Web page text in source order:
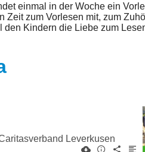
einmal in der Woche ein
Zeit zum Vorlesen mit, zum
den Kindern die Liebe zum
Leverkusen